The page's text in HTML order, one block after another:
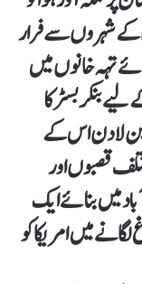
کے شہروں سے فرار
تہہ خانوں میں
بنکر بسٹر کا
بن لادن اس کے
قصبوں اور
میں بنائے ایک
میں امریکا کو